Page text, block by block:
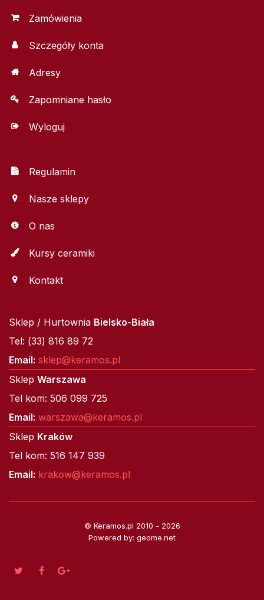
Zamówienia
Szczegóły konta
Adresy
Zapomniane hasło
Wyloguj
Regulamin
Nasze sklepy
O nas
Kursy ceramiki
Kontakt
Sklep / Hurtownia Bielsko-Biała
Tel: (33) 816 89 72
Email: sklep@keramos.pl
Sklep Warszawa
Tel kom: 506 099 725
Email: warszawa@keramos.pl
Sklep Kraków
Tel kom: 516 147 939
Email: krakow@keramos.pl
© Keramos.pl 2010 - 2026
Powered by: geome.net